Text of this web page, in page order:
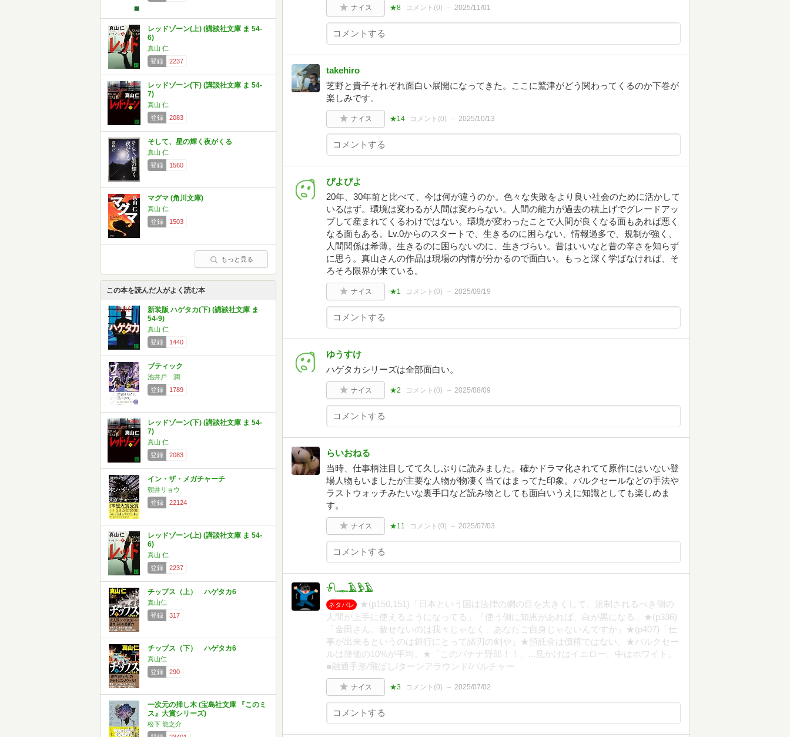
レッドゾーン(上) (講談社文庫 ま 54-
6)
真山 仁
登録
2237
レッドゾーン(下) (講談社文庫 ま 54-
7)
真山 仁
登録
2083
そして、星の輝く夜がくる
真山 仁
登録
1560
マグマ (角川文庫)
真山 仁
登録
1503
もっと見る
この本を読んだ人がよく読む本
新装版 ハゲタカ(下) (講談社文庫 ま
54-9)
真山 仁
登録
1440
ブティック
池井戸 潤
登録
1789
レッドゾーン(下) (講談社文庫 ま 54-
7)
真山 仁
登録
2083
イン・ザ・メガチャーチ
朝井リョウ
登録
22124
レッドゾーン(上) (講談社文庫 ま 54-
6)
真山 仁
登録
2237
チップス（上） ハゲタカ6
真山仁
登録
317
チップス（下） ハゲタカ6
真山仁
登録
290
一次元の挿し木 (宝島社文庫 『このミ
ス』大賞シリーズ)
松下 龍之介
ナイス ★8 コメント(0) 2025/11/01
takehiro
芝野と貴子それぞれ面白い展開になってきた。ここに鷲津がどう関わってくるのか下巻が
楽しみです。
ナイス ★14 コメント(0) 2025/10/13
ぴよぴよ
20年、30年前と比べて、今は何が違うのか。色々な失敗をより良い社会のために活かして
いるはず。環境は変わるが人間は変わらない。人間の能力が過去の積上げでグレードアッ
プして産まれてくるわけではない。環境が変わったことで人間が良くなる面もあれば悪く
なる面もある。Lv.0からのスタートで、生きるのに困らない、情報過多で、規制が強く、
人間関係は希薄。生きるのに困らないのに、生きづらい。昔はいいなと昔の辛さを知らず
に思う。真山さんの作品は現場の内情が分かるので面白い。もっと深く学ばなければ、そ
ろそろ限界が来ている。
ナイス ★1 コメント(0) 2025/09/19
ゆうすけ
ハゲタカシリーズは全部面白い。
ナイス ★2 コメント(0) 2025/08/09
らいおねる
当時、仕事柄注目してて久しぶりに読みました。確かドラマ化されてて原作にはいない登
場人物もいましたが主要な人物が物凄く当てはまってた印象。バルクセールなどの手法や
ラストウォッチみたいな裏手口など読み物としても面白いうえに知識としても楽しめま
す。
ナイス ★11 コメント(0) 2025/07/03
𓍯𓊃𓄿𓅱𓄿
ネタバレ
★(p150,151)「日本という国は法律の網の目を大きくして、規制されるべき側の
人間が上手に使えるようになってる」「使う側に知恵があれば、白が黒になる」★(p336)
「金田さん。赦せないのは我々じゃなく、あなたご自身じゃないんですか」★(p407)「仕
事が出来るというのは銀行にとって諸刃の剣や」★預託金は債権ではない。★バルクセー
ルは簿価の10%が平均。★「このバナナ野郎！！」...見かけはイエロー、中はホワイト。
■融通手形/飛ばし/ターンアラウンド/バルチャー
ナイス ★3 コメント(0) 2025/07/02